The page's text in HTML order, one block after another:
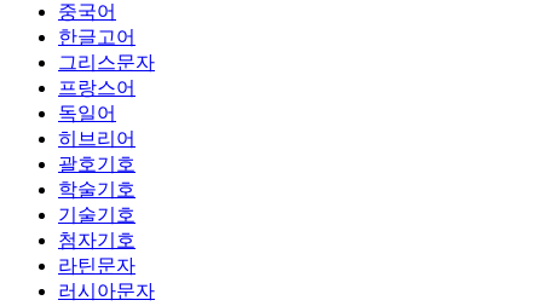
중국어
한글고어
그리스문자
프랑스어
독일어
히브리어
괄호기호
학술기호
기술기호
첨자기호
라틴문자
러시아문자